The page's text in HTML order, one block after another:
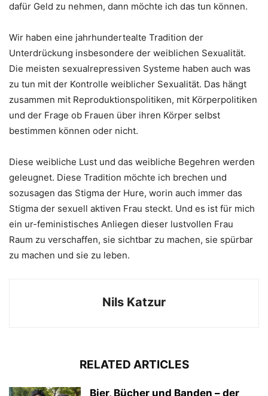
dafür Geld zu nehmen, dann möchte ich das tun können.
Wir haben eine jahrhundertealte Tradition der
Unterdrückung insbesondere der weiblichen Sexualität.
Die meisten sexualrepressiven Systeme haben auch was
zu tun mit der Kontrolle weiblicher Sexualität. Das hängt
zusammen mit Reproduktionspolitiken, mit Körperpolitiken
und der Frage ob Frauen über ihren Körper selbst
bestimmen können oder nicht.
Diese weibliche Lust und das weibliche Begehren werden
geleugnet. Diese Tradition möchte ich brechen und
sozusagen das Stigma der Hure, worin auch immer das
Stigma der sexuell aktiven Frau steckt. Und es ist für mich
ein ur-feministisches Anliegen dieser lustvollen Frau
Raum zu verschaffen, sie sichtbar zu machen, sie spürbar
zu machen und sie zu leben.
Nils Katzur
RELATED ARTICLES
Bier, Bücher und Banden – der